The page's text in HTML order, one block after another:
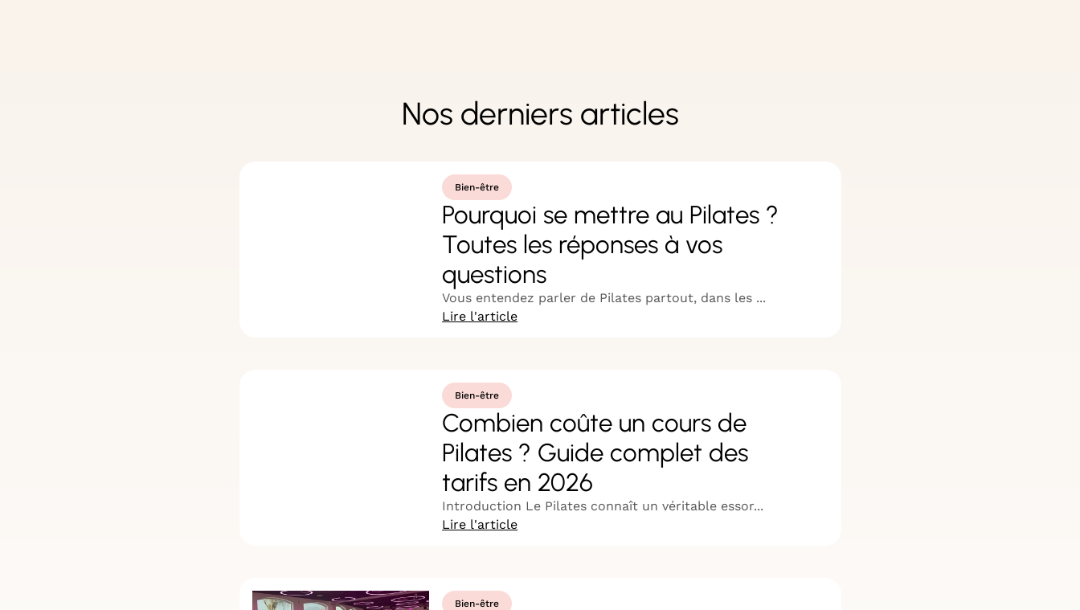
Nos derniers articles
Bien-être
Pourquoi se mettre au Pilates ?
Toutes les réponses à vos
questions
Vous entendez parler de Pilates partout, dans les ...
Lire l'article
Bien-être
Combien coûte un cours de
Pilates ? Guide complet des
tarifs en 2026
Introduction Le Pilates connaît un véritable essor...
Lire l'article
Bien-être